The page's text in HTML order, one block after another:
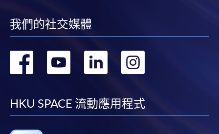
我們的社交媒體
轉
facebook
轉
youtube
轉
linkedin
轉
HKU SPACE 流動應用程式